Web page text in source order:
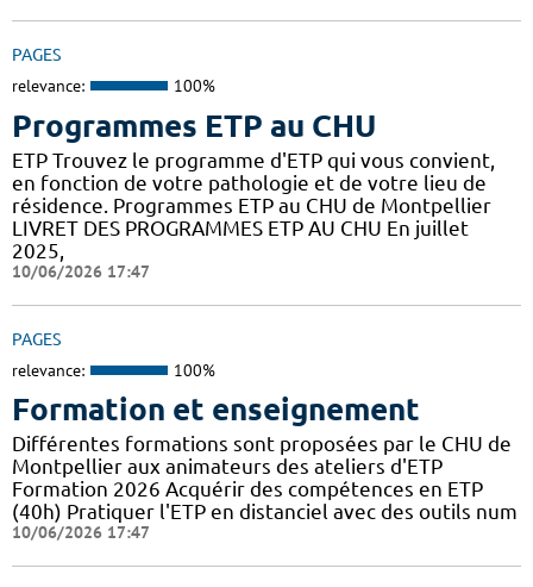
PAGES
relevance: 100%
Programmes ETP au CHU
ETP Trouvez le programme d'ETP qui vous convient,
en fonction de votre pathologie et de votre lieu de
résidence. Programmes ETP au CHU de Montpellier
LIVRET DES PROGRAMMES ETP AU CHU En juillet
2025,
10/06/2026 17:47
PAGES
relevance: 100%
Formation et enseignement
Différentes formations sont proposées par le CHU de
Montpellier aux animateurs des ateliers d'ETP
Formation 2026 Acquérir des compétences en ETP
(40h) Pratiquer l'ETP en distanciel avec des outils num
10/06/2026 17:47